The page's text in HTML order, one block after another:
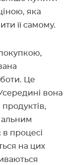
яка
її самому.
Це
вона
процесі
на цих